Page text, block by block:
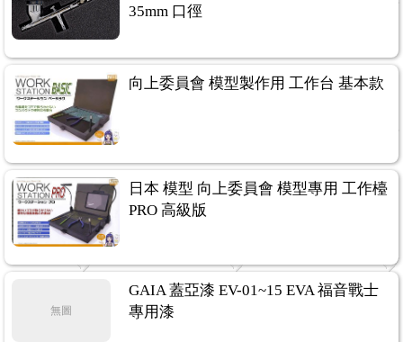
35mm 口徑
向上委員會 模型製作用 工作台 基本款
日本 模型 向上委員會 模型專用 工作檯
PRO 高級版
無圖
GAIA 蓋亞漆 EV-01~15 EVA 福音戰士
專用漆